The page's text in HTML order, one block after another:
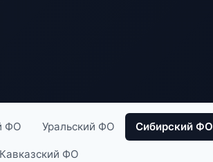
ФО Уральский ФО Сибирский ФО
ФО